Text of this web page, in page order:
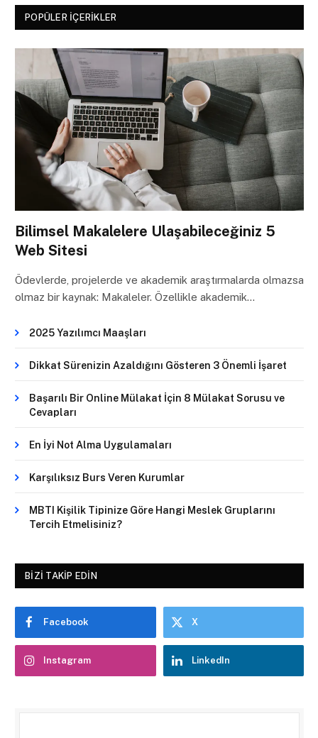
POPÜLER İÇERIKLER
Bilimsel Makalelere Ulaşabileceğiniz 5
Web Sitesi
Ödevlerde, projelerde ve akademik araştırmalarda olmazsa
olmaz bir kaynak: Makaleler. Özellikle akademik…
2025 Yazılımcı Maaşları
Dikkat Sürenizin Azaldığını Gösteren 3 Önemli İşaret
Başarılı Bir Online Mülakat İçin 8 Mülakat Sorusu ve
Cevapları
En İyi Not Alma Uygulamaları
Karşılıksız Burs Veren Kurumlar
MBTI Kişilik Tipinize Göre Hangi Meslek Gruplarını
Tercih Etmelisiniz?
BIZI TAKIP EDIN
Facebook X
Instagram LinkedIn